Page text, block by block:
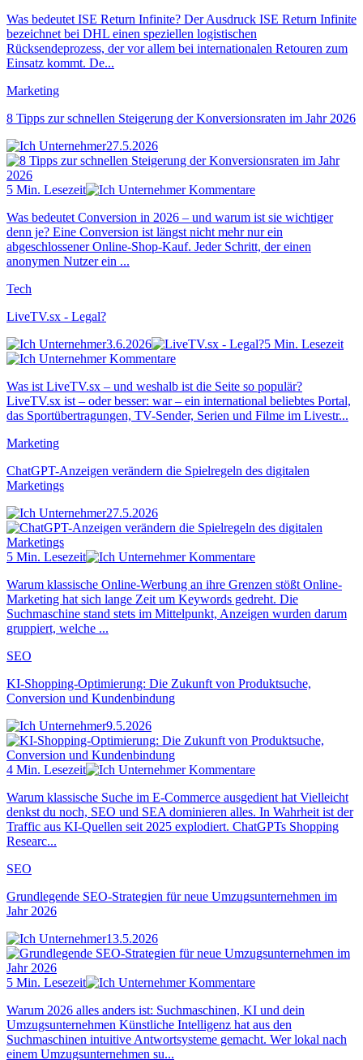
Was bedeutet ISE Return Infinite? Der Ausdruck ISE Return Infinite
bezeichnet bei DHL einen speziellen logistischen
Rücksendeprozess, der vor allem bei internationalen Retouren zum
Einsatz kommt. De...
Marketing
8 Tipps zur schnellen Steigerung der Konversionsraten im Jahr 2026
27.5.2026
5 Min. Lesezeit
Kommentare
Was bedeutet Conversion in 2026 – und warum ist sie wichtiger
denn je? Eine Conversion ist längst nicht mehr nur ein
abgeschlossener Online-Shop-Kauf. Jeder Schritt, der einen
anonymen Nutzer ein ...
Tech
LiveTV.sx - Legal?
3.6.2026
5 Min. Lesezeit
Kommentare
Was ist LiveTV.sx – und weshalb ist die Seite so populär?
LiveTV.sx ist – oder besser: war – ein international beliebtes Portal,
das Sportübertragungen, TV-Sender, Serien und Filme im Livestr...
Marketing
ChatGPT-Anzeigen verändern die Spielregeln des digitalen
Marketings
27.5.2026
5 Min. Lesezeit
Kommentare
Warum klassische Online-Werbung an ihre Grenzen stößt Online-
Marketing hat sich lange Zeit um Keywords gedreht. Die
Suchmaschine stand stets im Mittelpunkt, Anzeigen wurden darum
gruppiert, welche ...
SEO
KI-Shopping-Optimierung: Die Zukunft von Produktsuche,
Conversion und Kundenbindung
9.5.2026
4 Min. Lesezeit
Kommentare
Warum klassische Suche im E-Commerce ausgedient hat Vielleicht
denkst du noch, SEO und SEA dominieren alles. In Wahrheit ist der
Traffic aus KI-Quellen seit 2025 explodiert. ChatGPTs Shopping
Researc...
SEO
Grundlegende SEO-Strategien für neue Umzugsunternehmen im
Jahr 2026
13.5.2026
5 Min. Lesezeit
Kommentare
Warum 2026 alles anders ist: Suchmaschinen, KI und dein
Umzugsunternehmen Künstliche Intelligenz hat aus den
Suchmaschinen intuitive Antwortsysteme gemacht. Wer lokal nach
einem Umzugsunternehmen su...